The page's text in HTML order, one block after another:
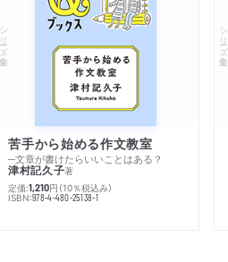
シリーズ・全集
苦手から始める作文教室
─文章が書けたらいいことはある？
津村記久子著
定価:1,210円 （10％税込み）
ISBN:978-4-480-25138-1
シリーズ・全集